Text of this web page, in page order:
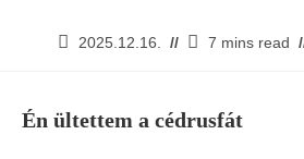
2025.12.16. 7 mins read
Én ültettem a cédrusfát